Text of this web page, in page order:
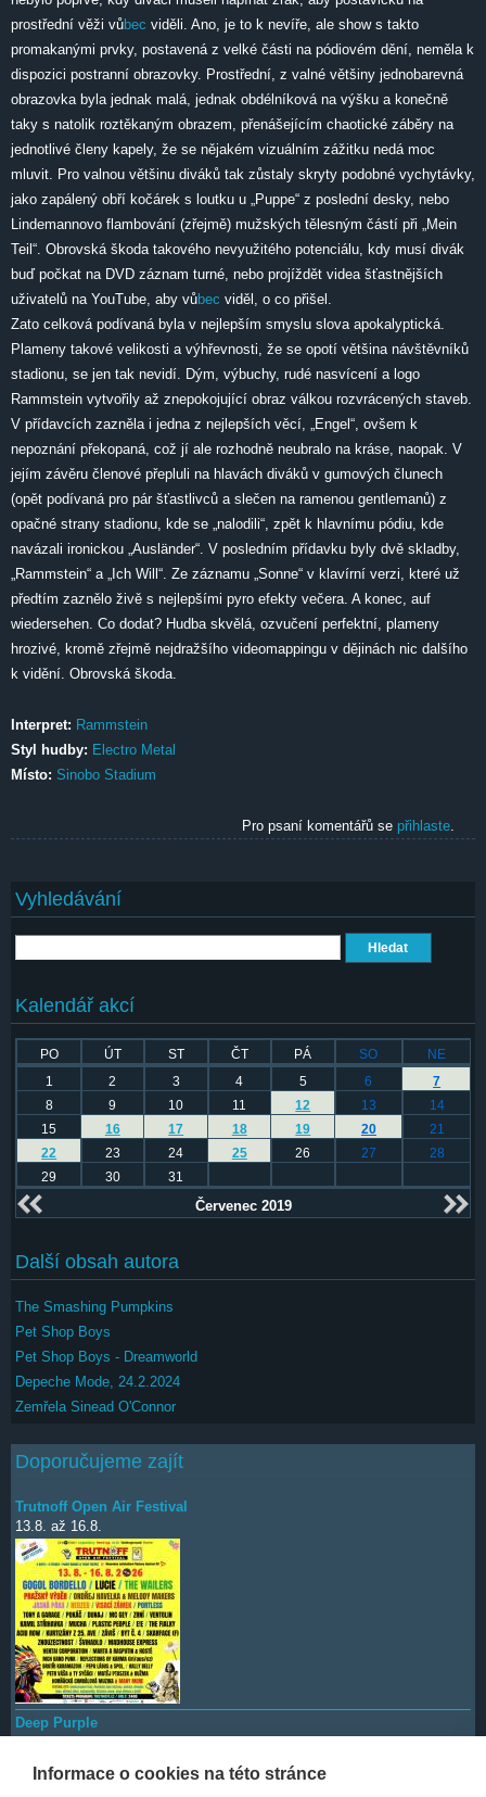
prostřední věži vůbec viděli. Ano, je to k nevíře, ale show s takto
promakanými prvky, postavená z velké části na pódiovém dění, neměla k
dispozici postranní obrazovky. Prostřední, z valné většiny jednobarevná
obrazovka byla jednak malá, jednak obdélníková na výšku a konečně
taky s natolik roztěkaným obrazem, přenášejícím chaotické záběry na
jednotlivé členy kapely, že se nějakém vizuálním zážitku nedá moc
mluvit. Pro valnou většinu diváků tak zůstaly skryty podobné vychytávky,
jako zapálený obří kočárek s loutku u „Puppe“ z poslední desky, nebo
Lindemannovo flambování (zřejmě) mužských tělesným částí při „Mein
Teil“. Obrovská škoda takového nevyužitého potenciálu, kdy musí divák
buď počkat na DVD záznam turné, nebo projíždět videa šťastnějších
uživatelů na YouTube, aby vůbec viděl, o co přišel.
Zato celková podívaná byla v nejlepším smyslu slova apokalyptická.
Plameny takové velikosti a výhřevnosti, že se opotí většina návštěvníků
stadionu, se jen tak nevidí. Dým, výbuchy, rudé nasvícení a logo
Rammstein vytvořily až znepokojující obraz válkou rozvrácených staveb.
V přídavcích zazněla i jedna z nejlepších věcí, „Engel“, ovšem k
nepoznání překopaná, což jí ale rozhodně neubralo na kráse, naopak. V
jejím závěru členové přepluli na hlavách diváků v gumových člunech
(opět podívaná pro pár šťastlivců a slečen na ramenou gentlemanů) z
opačné strany stadionu, kde se „nalodili“, zpět k hlavnímu pódiu, kde
navázali ironickou „Ausländer“. V posledním přídavku byly dvě skladby,
„Rammstein“ a „Ich Will“. Ze záznamu „Sonne“ v klavírní verzi, které už
předtím zaznělo živě s nejlepšími pyro efekty večera. A konec, auf
wiedersehen. Co dodat? Hudba skvělá, ozvučení perfektní, plameny
hrozivé, kromě zřejmě nejdražšího videomappingu v dějinách nic dalšího
k vidění. Obrovská škoda.
Interpret: Rammstein
Styl hudby: Electro Metal
Místo: Sinobo Stadium
Pro psaní komentářů se přihlaste.
Vyhledávání
Kalendář akcí
PO ÚT ST ČT PÁ SO
NE
1
2 3 4 5 6
7
8
9 10 11 12 13
14
15
16 17 18 19 20
21
22
23 24 25 26 27
28
29
30 31
Červenec 2019
Další obsah autora
The Smashing Pumpkins
Pet Shop Boys
Pet Shop Boys - Dreamworld
Depeche Mode, 24.2.2024
Zemřela Sinead O'Connor
Doporučujeme zajít
Trutnoff Open Air Festival
13.8. až 16.8.
Deep Purple
Informace o cookies na této stránce